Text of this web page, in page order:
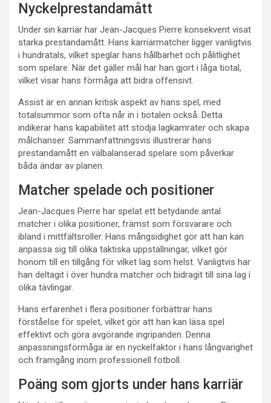
Nyckelprestandamått
Under sin karriär har Jean-Jacques Pierre konsekvent visat
starka prestandamått. Hans karriärmatcher ligger vanligtvis
i hundratals, vilket speglar hans hållbarhet och pålitlighet
som spelare. När det gäller mål har han gjort i låga tiotal,
vilket visar hans förmåga att bidra offensivt.
Assist är en annan kritisk aspekt av hans spel, med
totalsummor som ofta når in i tiotalen också. Detta
indikerar hans kapabilitet att stödja lagkamrater och skapa
målchanser. Sammanfattningsvis illustrerar hans
prestandamått en välbalanserad spelare som påverkar
båda ändar av planen.
Matcher spelade och positioner
Jean-Jacques Pierre har spelat ett betydande antal
matcher i olika positioner, främst som försvarare och
ibland i mittfältsroller. Hans mångsidighet gör att han kan
anpassa sig till olika taktiska uppställningar, vilket gör
honom till en tillgång för vilket lag som helst. Vanligtvis har
han deltagit i över hundra matcher och bidragit till sina lag i
olika tävlingar.
Hans erfarenhet i flera positioner förbättrar hans
förståelse för spelet, vilket gör att han kan läsa spel
effektivt och göra avgörande ingripanden. Denna
anpassningsförmåga är en nyckelfaktor i hans långvarighet
och framgång inom professionell fotboll.
Poäng som gjorts under hans karriär